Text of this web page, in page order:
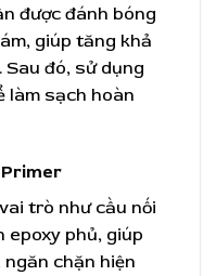
được đánh bóng
giúp tăng khả
Sau đó, sử dụng
làm sạch hoàn
Primer
trò như cầu nối
epoxy phủ, giúp
chặn hiện